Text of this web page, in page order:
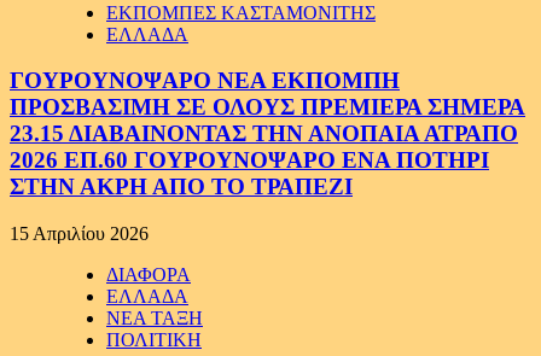
ΕΚΠΟΜΠΕΣ ΚΑΣΤΑΜΟΝΙΤΗΣ
ΕΛΛΑΔΑ
ΓΟΥΡΟΥΝΟΨΑΡΟ ΝΕΑ ΕΚΠΟΜΠΗ
ΠΡΟΣΒΑΣΙΜΗ ΣΕ ΟΛΟΥΣ ΠΡΕΜΙΕΡΑ ΣΗΜΕΡΑ
23.15 ΔΙΑΒΑΙΝΟΝΤΑΣ ΤΗΝ ΑΝΟΠΑΙΑ ΑΤΡΑΠΟ
2026 ΕΠ.60 ΓΟΥΡΟΥΝΟΨΑΡΟ ΕΝΑ ΠΟΤΗΡΙ
ΣΤΗΝ ΑΚΡΗ ΑΠΟ ΤΟ ΤΡΑΠΕΖΙ
15 Απριλίου 2026
ΔΙΑΦΟΡΑ
ΕΛΛΑΔΑ
ΝΕΑ ΤΑΞΗ
ΠΟΛΙΤΙΚΗ